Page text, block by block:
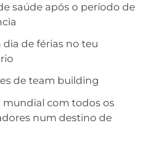
saúde após o período de
dia de férias no teu
de team building
mundial com todos os
num destino de